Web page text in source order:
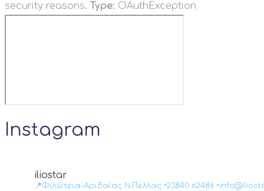
security reasons. Type: OAuthException
Instagram
iliostar
📍Φιλώτεια-Αριδαίας Ν.Πέλλας •23840 62486